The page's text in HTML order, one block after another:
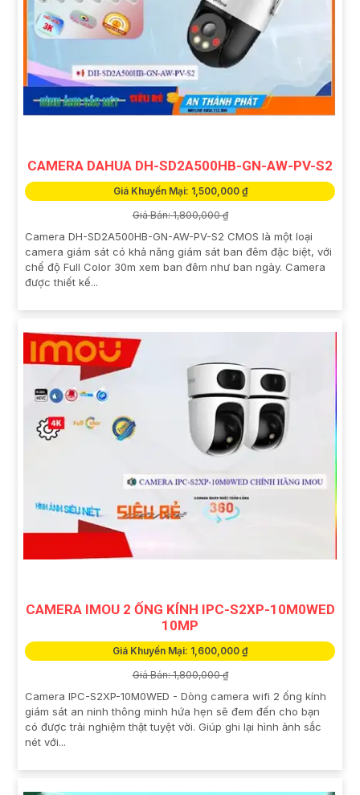
CAMERA DAHUA DH-SD2A500HB-GN-AW-PV-S2
Giá Khuyến Mại: 1,500,000 ₫
Giá Bán: 1,800,000 ₫
Camera DH-SD2A500HB-GN-AW-PV-S2 CMOS là một loại
camera giám sát có khả năng giám sát ban đêm đặc biệt, với
chế độ Full Color 30m xem ban đêm như ban ngày. Camera
được thiết kế...
CAMERA IMOU 2 ỐNG KÍNH IPC-S2XP-10M0WED
10MP
Giá Khuyến Mại: 1,600,000 ₫
Giá Bán: 1,800,000 ₫
Camera IPC-S2XP-10M0WED - Dòng camera wifi 2 ống kính
giám sát an ninh thông minh hứa hẹn sẽ đem đến cho bạn
có được trải nghiệm thật tuyệt vời. Giúp ghi lại hình ảnh sắc
nét với...